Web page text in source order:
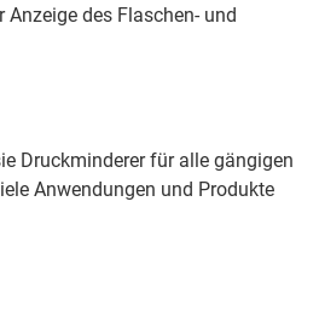
des Flaschen- und
Druckminderer für alle gängigen
Anwendungen und Produkte